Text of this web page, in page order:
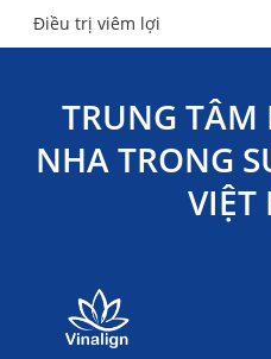
Điều trị viêm lợi
TRUNG TÂM
NHA TRONG
VIỆT